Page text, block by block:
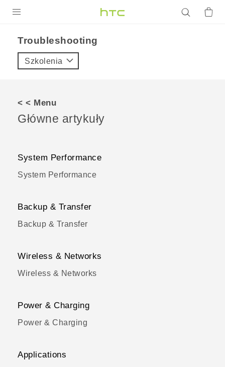
VIVE
POMOC TECHNICZNA
Urządzenia i akcesoria HTC
Zaloguj się
Troubleshooting
Szkolenia
< < Menu
Główne artykuły
System Performance
System Performance
Backup & Transfer
Backup & Transfer
Wireless & Networks
Wireless & Networks
Power & Charging
Power & Charging
Applications